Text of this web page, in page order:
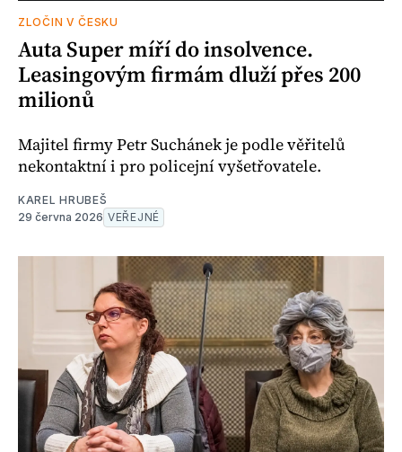
ZLOČIN V ČESKU
Auta Super míří do insolvence.
Leasingovým firmám dluží přes 200
milionů
Majitel firmy Petr Suchánek je podle věřitelů
nekontaktní i pro policejní vyšetřovatele.
KAREL HRUBEŠ
29 června 2026 VEŘEJNÉ